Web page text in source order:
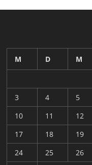
M
D M
3
4 5
10
11 12
17
18 19
24
25 26